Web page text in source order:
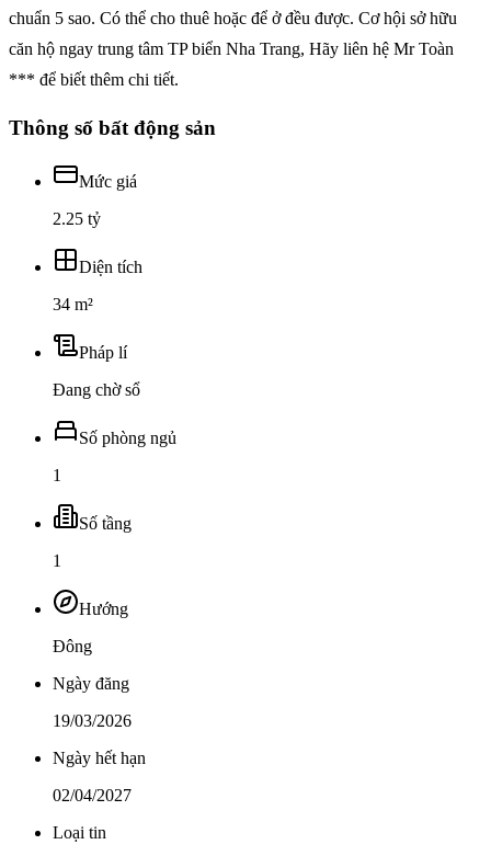
chuẩn 5 sao. Có thể cho thuê hoặc để ở đều được. Cơ hội sở hữu
căn hộ ngay trung tâm TP biển Nha Trang, Hãy liên hệ Mr Toàn
*** để biết thêm chi tiết.
Thông số bất động sản
Mức giá
2.25 tỷ
Diện tích
34 m²
Pháp lí
Đang chờ sổ
Số phòng ngủ
1
Số tầng
1
Hướng
Đông
Ngày đăng
19/03/2026
Ngày hết hạn
02/04/2027
Loại tin